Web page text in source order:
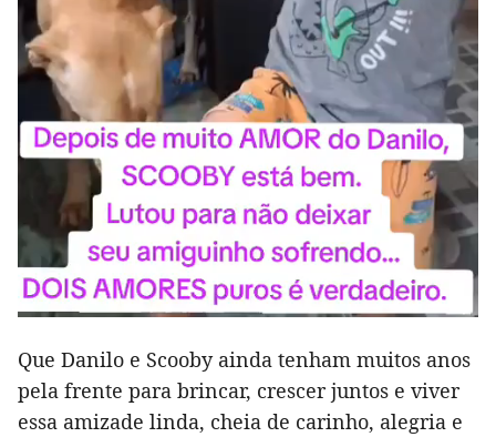
Que Danilo e Scooby ainda tenham muitos anos
pela frente para brincar, crescer juntos e viver
essa amizade linda, cheia de carinho, alegria e